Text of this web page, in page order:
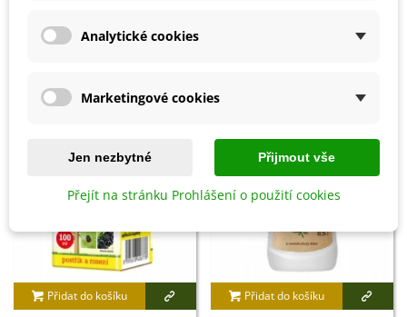
SOUVISEJÍCÍ PRODUKTY
Přidat do košíku Přidat do košíku
Analytické cookies
Marketingové cookies
Jen nezbytné Přijmout vše
Přejít na stránku Prohlášení o použití cookies